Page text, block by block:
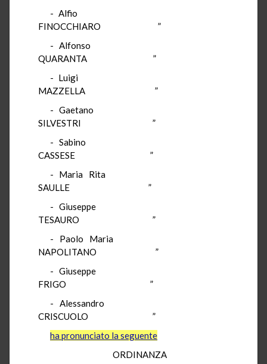
- Alfio
FINOCCHIARO ”
- Alfonso
QUARANTA ”
- Luigi
MAZZELLA ”
- Gaetano
SILVESTRI ”
- Sabino
CASSESE ”
- Maria Rita
SAULLE ”
- Giuseppe
TESAURO ”
- Paolo Maria
NAPOLITANO ”
- Giuseppe
FRIGO ”
- Alessandro
CRISCUOLO ”
ha pronunciato la seguente
ORDINANZA